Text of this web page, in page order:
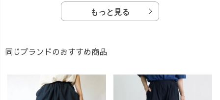
もっと見る
同じブランドのおすすめ商品